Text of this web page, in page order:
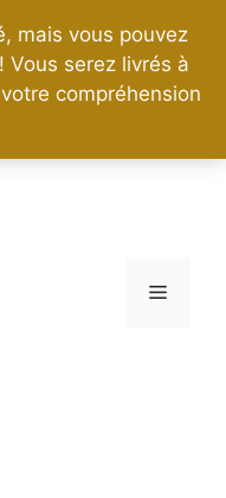
mais vous pouvez
Vous serez livrés à
compréhension
Menu